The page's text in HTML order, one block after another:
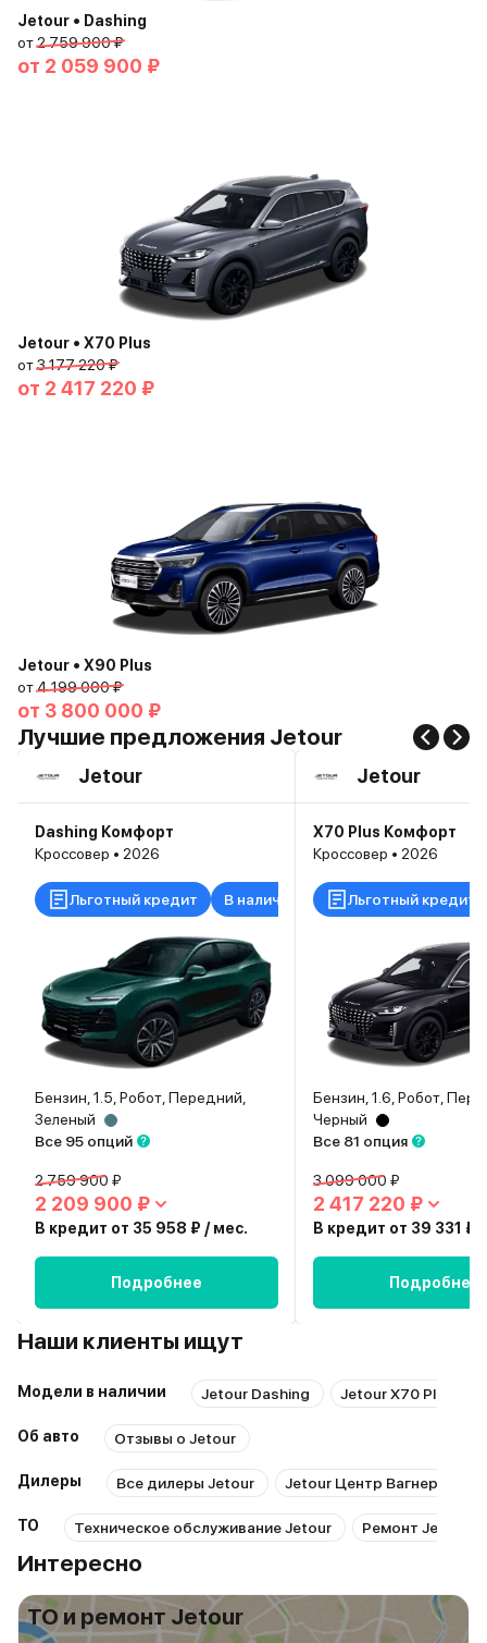
Jetour • Dashing
от2 759 900 ₽
от 2 059 900 ₽
Jetour • X70 Plus
от3 177 220 ₽
от 2 417 220 ₽
Jetour • X90 Plus
от4 199 000 ₽
от 3 800 000 ₽
Лучшие предложения Jetour
Jetour
Dashing Комфорт
Кроссовер • 2026
Льготный кредит В наличии
Бензин, 1.5, Робот, Передний,
Зеленый
Все 95 опций
2 759 900 ₽
2 209 900 ₽
В кредит от 35 958 ₽ / мес.
Подробнее
Jetour
X70 Plus Комфорт
Кроссовер • 2026
Льготный кредит
Бензин, 1.6, Робот,
Черный
Все 81 опция
3 099 000 ₽
2 417 220 ₽
В кредит от 39 331 ₽
Подробнее
Наши клиенты ищут
Модели в наличии Jetour Dashing Jetour X70 Plus
Об авто Отзывы о Jetour
Дилеры Все дилеры Jetour Jetour Центр Вагнер
ТО Техническое обслуживание Jetour Ремонт Jetour
Интересно
ТО и ремонт Jetour